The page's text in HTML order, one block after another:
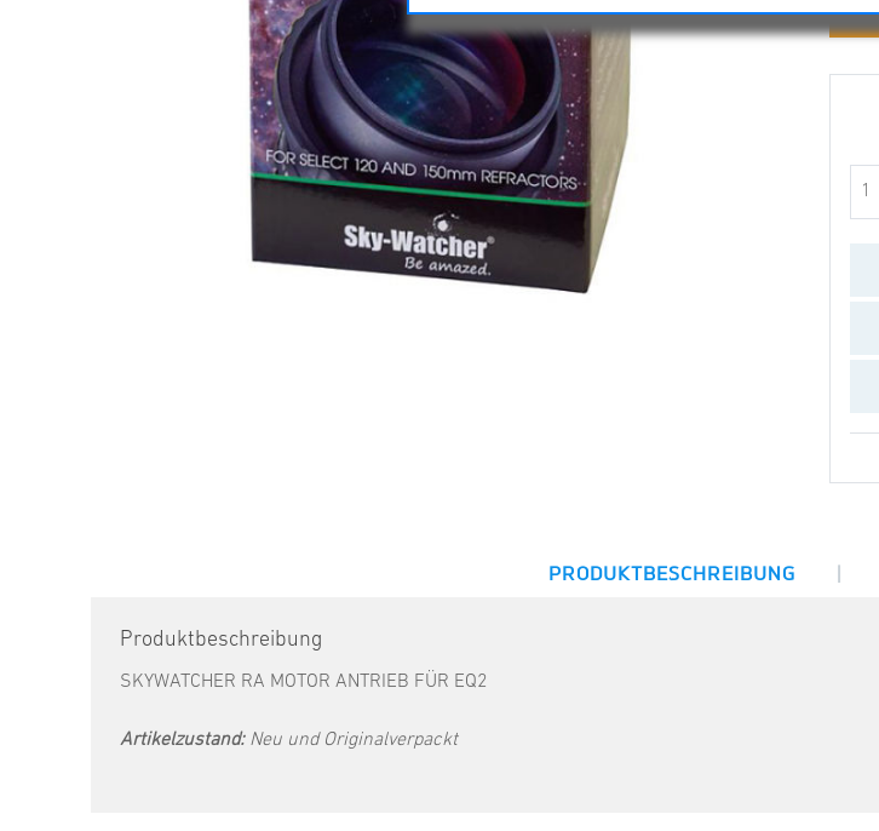
PRODUKTBESCHREIBUNG |
Produktbeschreibung
SKYWATCHER RA MOTOR ANTRIEB FÜR EQ2
Artikelzustand:Neu und Originalverpackt